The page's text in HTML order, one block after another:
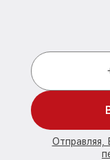
Отправляя,